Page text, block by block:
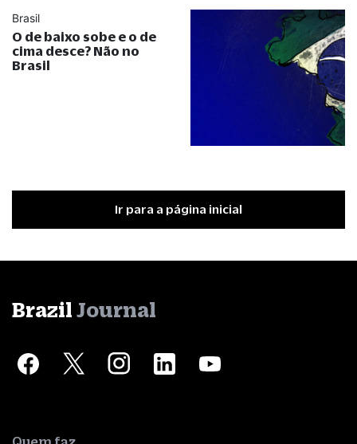
Brasil
O de baixo sobe e o de
cima desce? Não no
Brasil
Ir para a página inicial
Brazil Journal